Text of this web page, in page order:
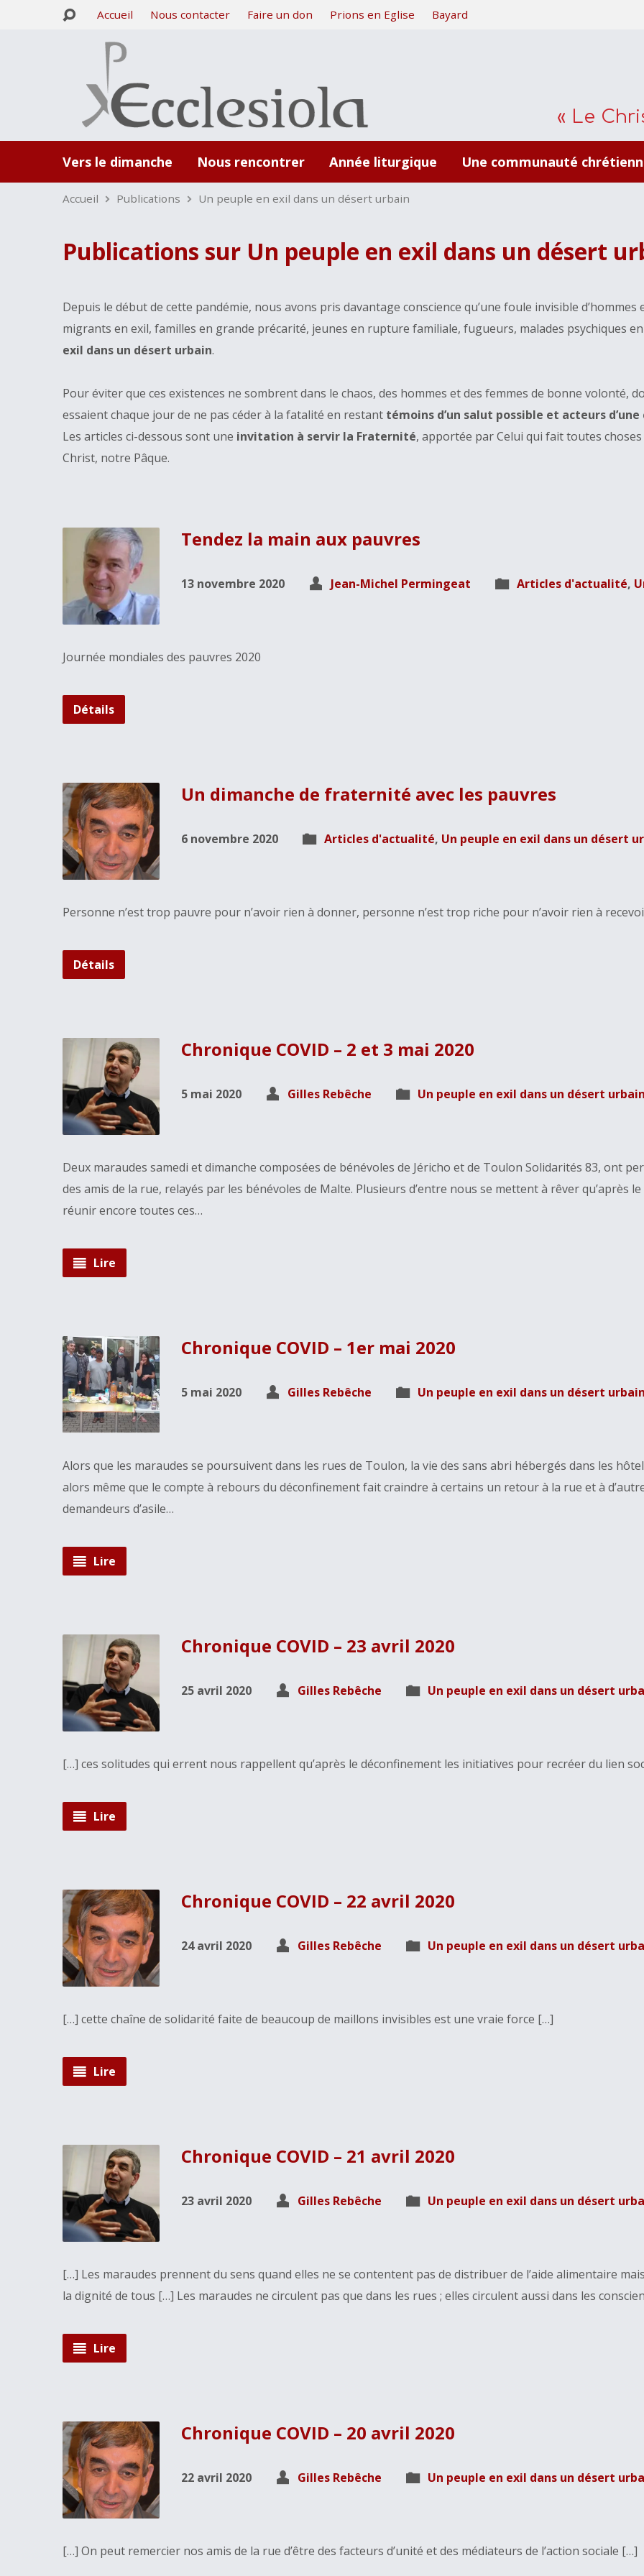
Accueil Nous contacter Faire un don Prions en Eglise Bayard
« Le
Vers le dimanche Nous rencontrer Année liturgique Une communauté
Accueil Publications Un peuple en exil dans un désert urbain
Publications sur Un peuple en exil dans un désert
Depuis le début de cette pandémie, nous avons pris davantage conscience qu’une foule invisible
migrants en exil, familles en grande précarité, jeunes en rupture familiale, fugueurs, malades psychiques
exil dans un désert urbain.
Pour éviter que ces existences ne sombrent dans le chaos, des hommes et des femmes de bonne volonté,
essaient chaque jour de ne pas céder à la fatalité en restant témoins d’un salut possible et acteurs
Les articles ci-dessous sont une invitation à servir la Fraternité, apportée par Celui qui fait toutes
Christ, notre Pâque.
Tendez la main aux pauvres
13 novembre 2020 Jean-Michel Permingeat Articles d'actualité,
Journée mondiales des pauvres 2020
Détails
Un dimanche de fraternité avec les pauvres
6 novembre 2020 Articles d'actualité, Un peuple en exil dans un désert
Personne n’est trop pauvre pour n’avoir rien à donner, personne n’est trop riche pour n’avoir rien à
Détails
Chronique COVID – 2 et 3 mai 2020
5 mai 2020 Gilles Rebêche Un peuple en exil dans un désert urbain
Deux maraudes samedi et dimanche composées de bénévoles de Jéricho et de Toulon Solidarités 83, ont
des amis de la rue, relayés par les bénévoles de Malte. Plusieurs d’entre nous se mettent à rêver qu’après
réunir encore toutes ces…
Lire
Chronique COVID – 1er mai 2020
5 mai 2020 Gilles Rebêche Un peuple en exil dans un désert urbain
Alors que les maraudes se poursuivent dans les rues de Toulon, la vie des sans abri hébergés dans les
alors même que le compte à rebours du déconfinement fait craindre à certains un retour à la rue et à
demandeurs d’asile…
Lire
Chronique COVID – 23 avril 2020
25 avril 2020 Gilles Rebêche Un peuple en exil dans un désert
[…] ces solitudes qui errent nous rappellent qu’après le déconfinement les initiatives pour recréer du lien
Lire
Chronique COVID – 22 avril 2020
24 avril 2020 Gilles Rebêche Un peuple en exil dans un désert
[…] cette chaîne de solidarité faite de beaucoup de maillons invisibles est une vraie force […]
Lire
Chronique COVID – 21 avril 2020
23 avril 2020 Gilles Rebêche Un peuple en exil dans un désert
[…] Les maraudes prennent du sens quand elles ne se contentent pas de distribuer de l’aide alimentaire
la dignité de tous […] Les maraudes ne circulent pas que dans les rues ; elles circulent aussi dans les
Lire
Chronique COVID – 20 avril 2020
22 avril 2020 Gilles Rebêche Un peuple en exil dans un désert
[…] On peut remercier nos amis de la rue d’être des facteurs d’unité et des médiateurs de l’action sociale […]